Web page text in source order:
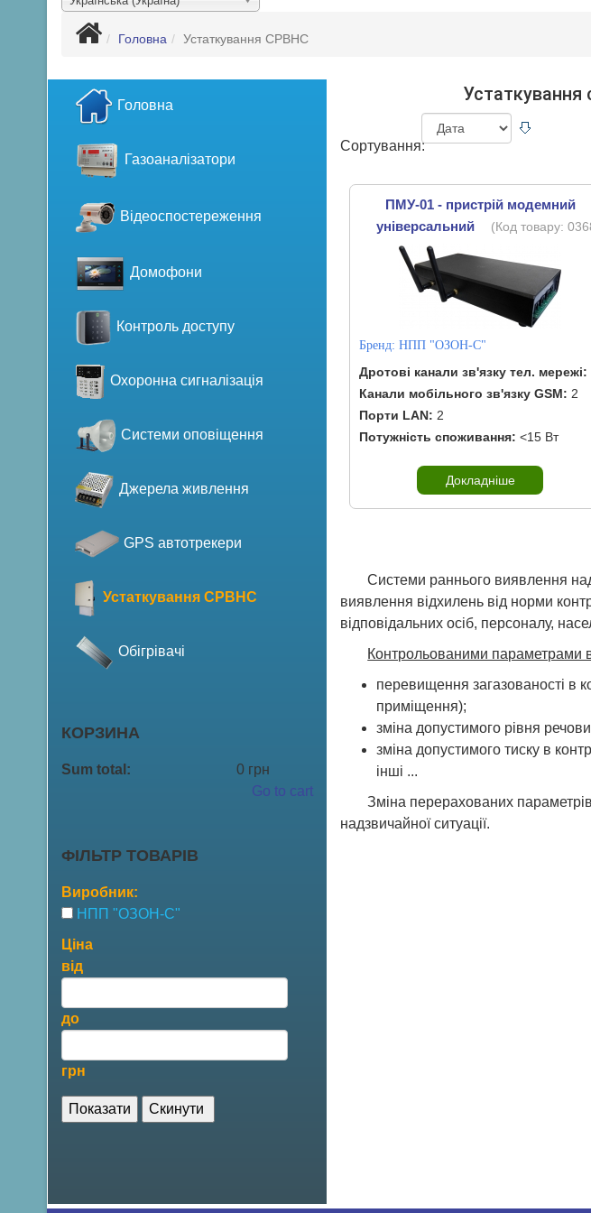
Головна Устаткування СРВНС
Головна
Газоаналізатори
Відеоспостереження
Домофони
Контроль доступу
Охоронна сигналізація
Системи оповіщення
Джерела живлення
GPS автотрекери
Устаткування СРВНС
Обігрівачі
КОРЗИНА
Sum total:
0 грн
Go to cart
ФІЛЬТР ТОВАРІВ
Виробник:
НПП "ОЗОН-С"
Ціна
від
до
грн
Устаткування
Сортування:
ПМУ-01 - пристрій модемний
універсальний
(Код товару:
Бренд:НПП "ОЗОН-С"
Дротові канали зв'язку тел. мережі:
Канали мобільного зв'язку GSM: 2
Порти LAN: 2
Потужність споживання: <15 Вт
Докладніше
Системи раннього виявлення
виявлення відхилень від норми
відповідальних осіб, персоналу,
Контрольованими параметрами
перевищення загазованості в
приміщення);
зміна допустимого рівня
зміна допустимого тиску в
інші ...
Зміна перерахованих
надзвичайної ситуації.